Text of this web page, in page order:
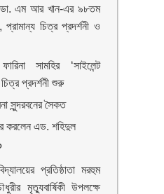
এম আর খান-এর ৯৮তম
প্রামান্য চিত্র প্রদর্শনী ও
সামহির ‘সাইলেন্ট
প্রদর্শনী শুরু
সুন্দরবনের সৈকত
করলেন এড. শহিদুল
প্রতিষ্ঠাতা মরহুম
মৃত্যুবার্ষিকী উপলক্ষে